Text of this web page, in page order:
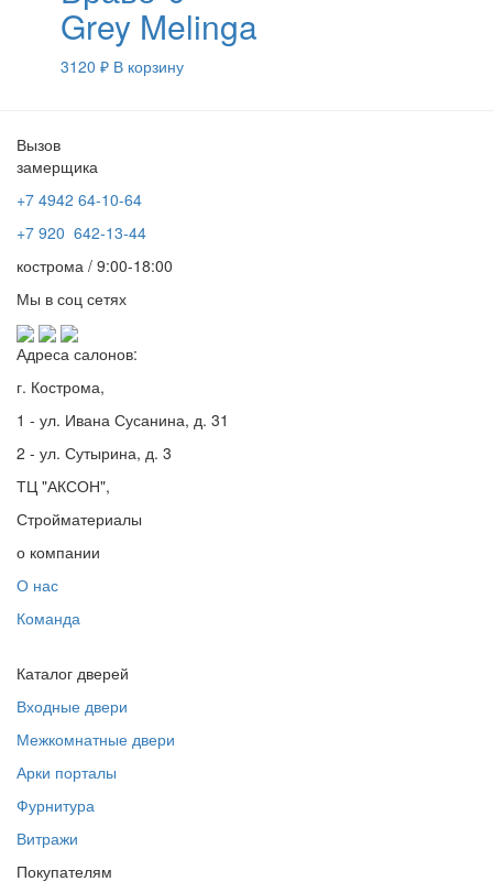
Grey Melinga
3120 ₽ В корзину
Вызов
замерщика
+7 4942 64-10-64
+7 920 642-13-44
кострома / 9:00-18:00
Мы в соц сетях
Адреса салонов:
г. Кострома,
1 - ул. Ивана Сусанина, д. 31
2 - ул. Сутырина, д. 3
ТЦ "АКСОН",
Стройматериалы
о компании
О нас
Команда
Каталог дверей
Входные двери
Межкомнатные двери
Арки порталы
Фурнитура
Витражи
Покупателям